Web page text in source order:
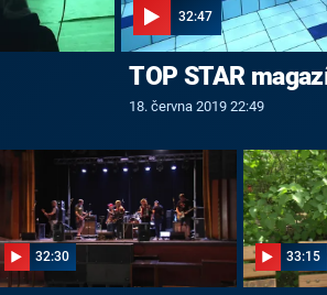
32:47
TOP STAR
18. června 2019 22:49
32:30 33:15